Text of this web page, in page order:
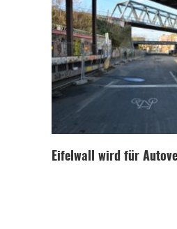
Eifelwall wird für